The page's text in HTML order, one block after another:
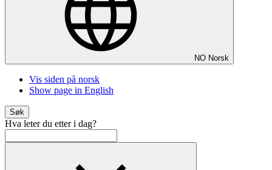
NO Norsk
Vis siden på norsk
Show page in English
Søk
Hva leter du etter i dag?